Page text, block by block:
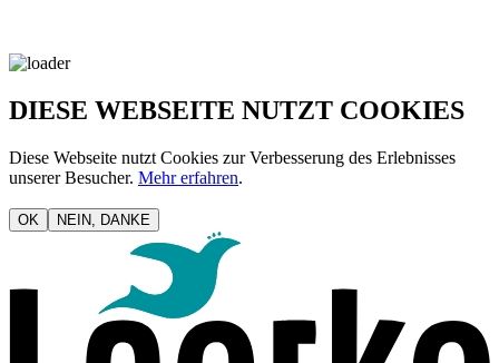
DIESE WEBSEITE NUTZT COOKIES
Diese Webseite nutzt Cookies zur Verbesserung des Erlebnisses
unserer Besucher. Mehr erfahren.
OK NEIN, DANKE